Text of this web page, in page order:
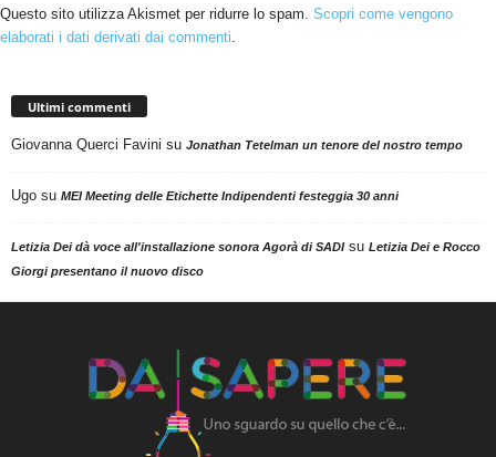
Questo sito utilizza Akismet per ridurre lo spam. Scopri come vengono
elaborati i dati derivati dai commenti.
Ultimi commenti
Giovanna Querci Favini su Jonathan Tetelman un tenore del nostro tempo
Ugo su MEI Meeting delle Etichette Indipendenti festeggia 30 anni
Letizia Dei dà voce all'installazione sonora Agorà di SADIsu Letizia Dei e Rocco
Giorgi presentano il nuovo disco